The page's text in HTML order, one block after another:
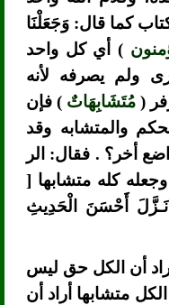
كما قال: وَجَعَلْنَا
) أي كل واحد
ولم يصرفه لأنه
(مُتَشَابِهَاتٌ ) فإن
والمتشابه وقد
أخر؟ . فقال: الر
كله متشابها [
أَحْسَنَ الْحَدِيثِ
أن الكل حق ليس
متشابها أراد أن